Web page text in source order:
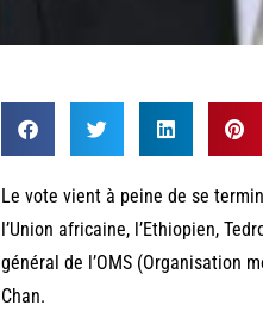
Le vote vient à peine de se
l’Union africaine, l’Ethiopien,
général de l’OMS (Organisation
Chan.